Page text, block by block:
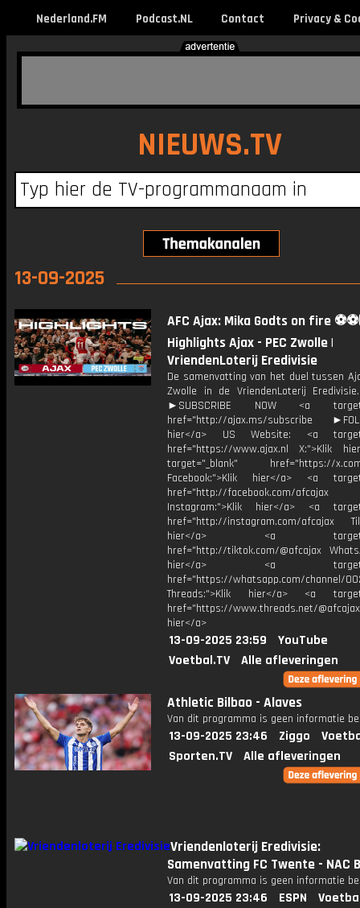
Nederland.FM Podcast.NL Contact Privacy &
NIEUWS.TV
13-09-2025
AFC Ajax: Mika Godts on fire
Highlights Ajax - PEC Zwolle |
VriendenLoterij Eredivisie
De samenvatting van het duel tussen
Zwolle in de VriendenLoterij
►SUBSCRIBE NOW <a
href="http://ajax.ms/subscribe
hier</a> US Website: <a
href="https://www.ajax.nl X:">Klik
target="_blank" href="https://x.com/
Facebook:">Klik hier</a> <a
href="http://facebook.com/afcajax
Instagram:">Klik hier</a> <a
href="http://instagram.com/afcajax
hier</a> <a
href="http://tiktok.com/@afcajax
hier</a> <a
href="https://whatsapp.com/channel/
Threads:">Klik hier</a> <a
href="https://www.threads.net/
hier</a>
13-09-2025 23:59
YouTube
Voetbal.TV
Alle afleveringen
Athletic Bilbao - Alaves
Van dit programma is geen informatie
13-09-2025 23:46 Ziggo
Sporten.TV
Alle afleveringen
Vriendenloterij Eredivisie:
Samenvatting FC Twente - NAC
Van dit programma is geen informatie
13-09-2025 23:46 ESPN